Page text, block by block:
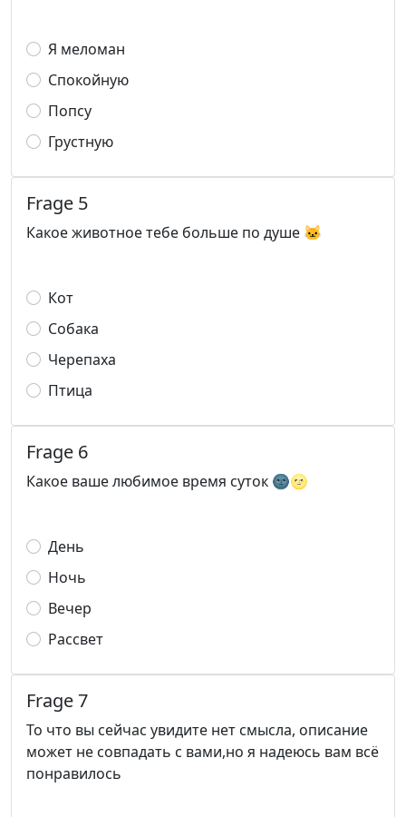
Я меломан
Спокойную
Попсу
Грустную
Frage 5
Какое животное тебе больше по душе 🐱
Кот
Собака
Черепаха
Птица
Frage 6
Какое ваше любимое время суток 🌚🌝
День
Ночь
Вечер
Рассвет
Frage 7
То что вы сейчас увидите нет смысла, описание
может не совпадать с вами,но я надеюсь вам всё
понравилось